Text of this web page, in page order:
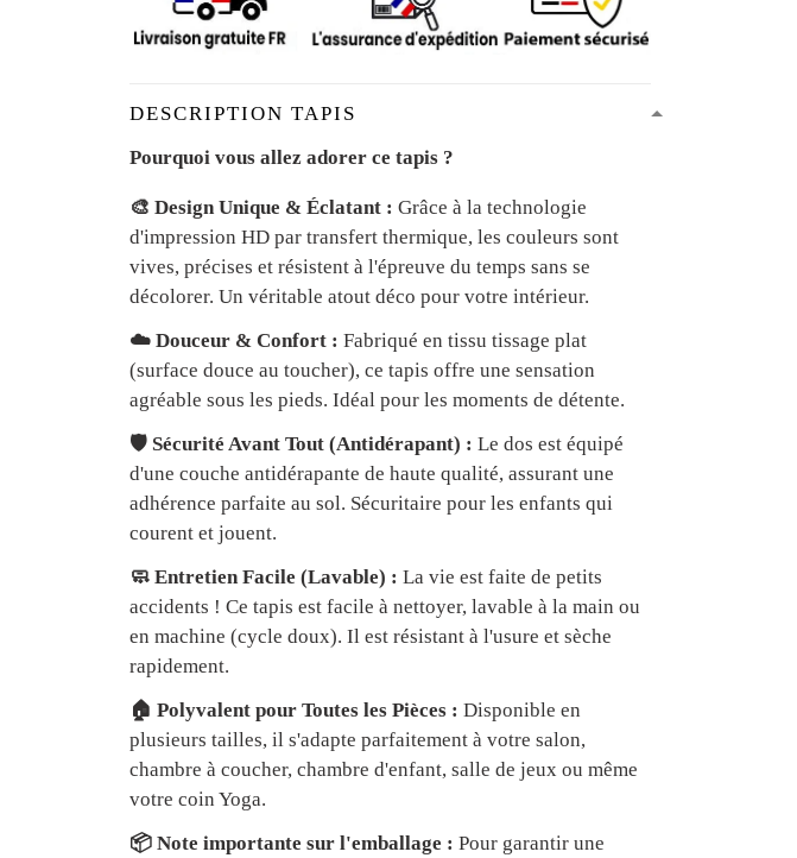
DESCRIPTION TAPIS
Pourquoi vous allez adorer ce tapis ?
🎨 Design Unique & Éclatant : Grâce à la technologie
d'impression HD par transfert thermique, les couleurs sont
vives, précises et résistent à l'épreuve du temps sans se
décolorer. Un véritable atout déco pour votre intérieur.
☁️ Douceur & Confort : Fabriqué en tissu tissage plat
(surface douce au toucher), ce tapis offre une sensation
agréable sous les pieds. Idéal pour les moments de détente.
🛡️ Sécurité Avant Tout (Antidérapant) : Le dos est équipé
d'une couche antidérapante de haute qualité, assurant une
adhérence parfaite au sol. Sécuritaire pour les enfants qui
courent et jouent.
🧼 Entretien Facile (Lavable) : La vie est faite de petits
accidents ! Ce tapis est facile à nettoyer, lavable à la main ou
en machine (cycle doux). Il est résistant à l'usure et sèche
rapidement.
🏠 Polyvalent pour Toutes les Pièces : Disponible en
plusieurs tailles, il s'adapte parfaitement à votre salon,
chambre à coucher, chambre d'enfant, salle de jeux ou même
votre coin Yoga.
📦 Note importante sur l'emballage : Pour garantir une